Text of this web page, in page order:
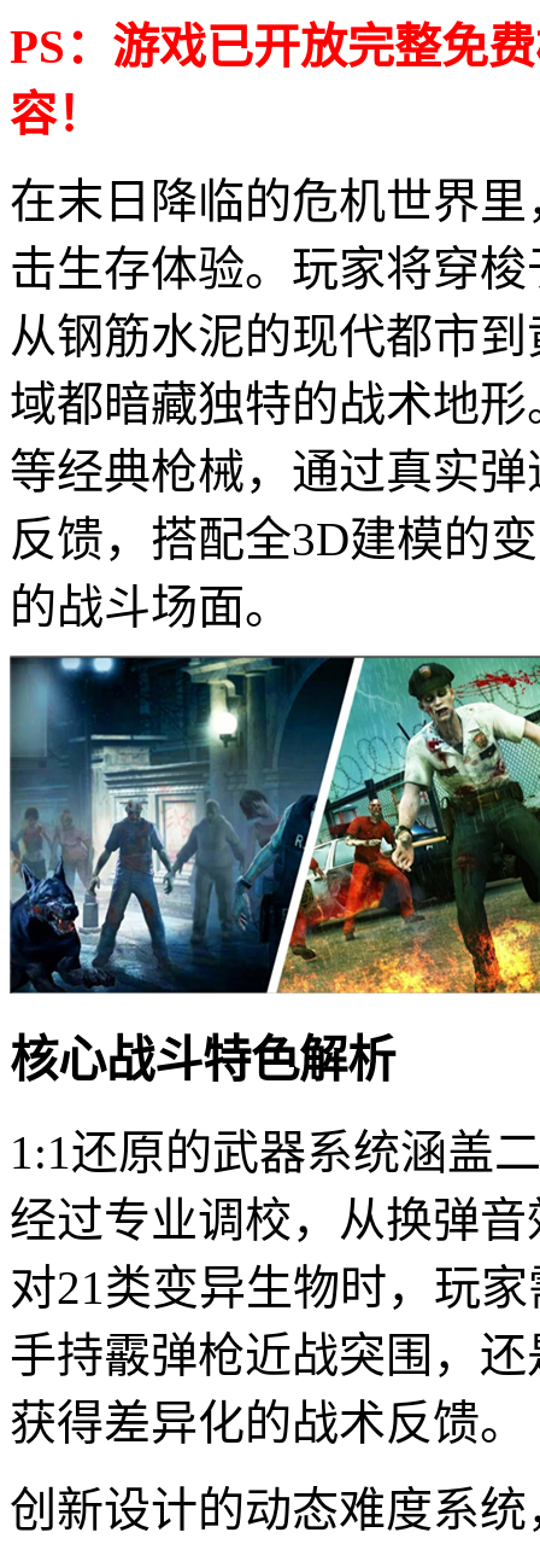
PS：游戏已开放完整免
容！
在末日降临的危机世界
击生存体验。玩家将穿
从钢筋水泥的现代都市
域都暗藏独特的战术地
等经典枪械，通过真实
反馈，搭配全3D建模的
的战斗场面。
核心战斗特色解析
1:1还原的武器系统涵盖
经过专业调校，从换弹
对21类变异生物时，玩
手持霰弹枪近战突围，
获得差异化的战术反馈。
创新设计的动态难度系